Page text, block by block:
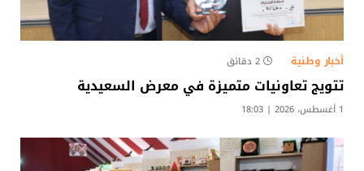
أخبار وطنية 2 دقائق
تتويج تعاونيات متميزة في معرض السعيدية
1 أغسطس، 2026 | 18:03